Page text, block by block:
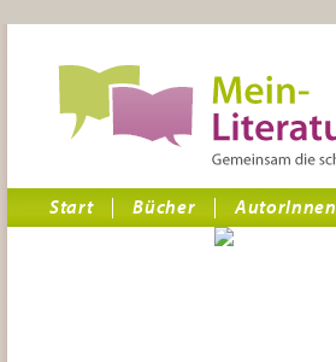
Start Bücher AutorInnen